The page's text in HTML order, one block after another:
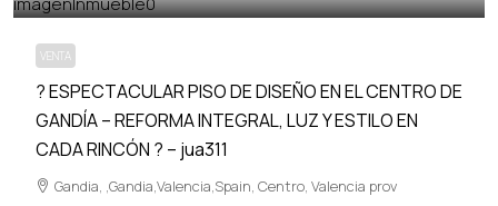
VENTA
? ESPECTACULAR PISO DE DISEÑO EN EL CENTRO DE
GANDÍA – REFORMA INTEGRAL, LUZ Y ESTILO EN
CADA RINCÓN ? – jua311
Gandia, ,Gandia,Valencia,Spain, Centro, Valencia prov